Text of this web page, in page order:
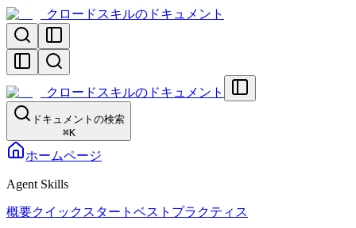
クロードスキルのドキュメント
クロードスキルのドキュメント
ドキュメントの検索
⌘K
ホームページ
Agent Skills
概要クイックスタート ベストプラクティス